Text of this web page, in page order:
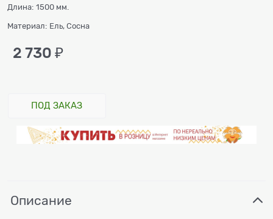
Длина: 1500 мм.
Материал: Ель, Сосна
2 730 ₽
ПОД ЗАКАЗ
Описание